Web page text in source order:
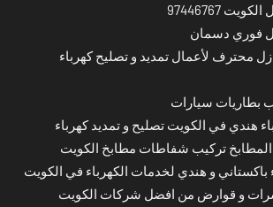
97446767
فوري دسمان
محترف لأعمال تمديد و تصليح كهرباء
بطاريات سيارات
هندي في الكويت تصليح و تمديد كهرباء
تركيب شفاطات مطابخ الكويت
باكستاني و هندي لخدمات الكهرباء في الكويت
و قوارض من افضل شركات الكويت